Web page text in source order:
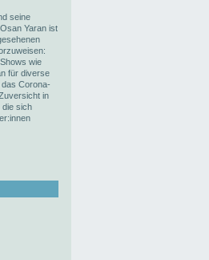
seine
Yaran ist
wie
für diverse
Corona-
in
die sich